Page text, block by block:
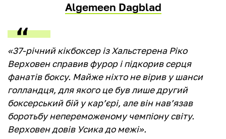
Algemeen Dagblad
«37-річний кікбоксер із Хальстерена Ріко
Верховен справив фурор і підкорив серця
фанатів боксу. Майже ніхто не вірив у шанси
голландця, для якого це був лише другий
боксерський бій у кар’єрі, але він нав’язав
боротьбу непереможеному чемпіону світу.
Верховен довів Усика до межі».